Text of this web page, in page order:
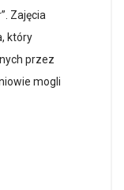
Zajęcia
który
przez
mogli